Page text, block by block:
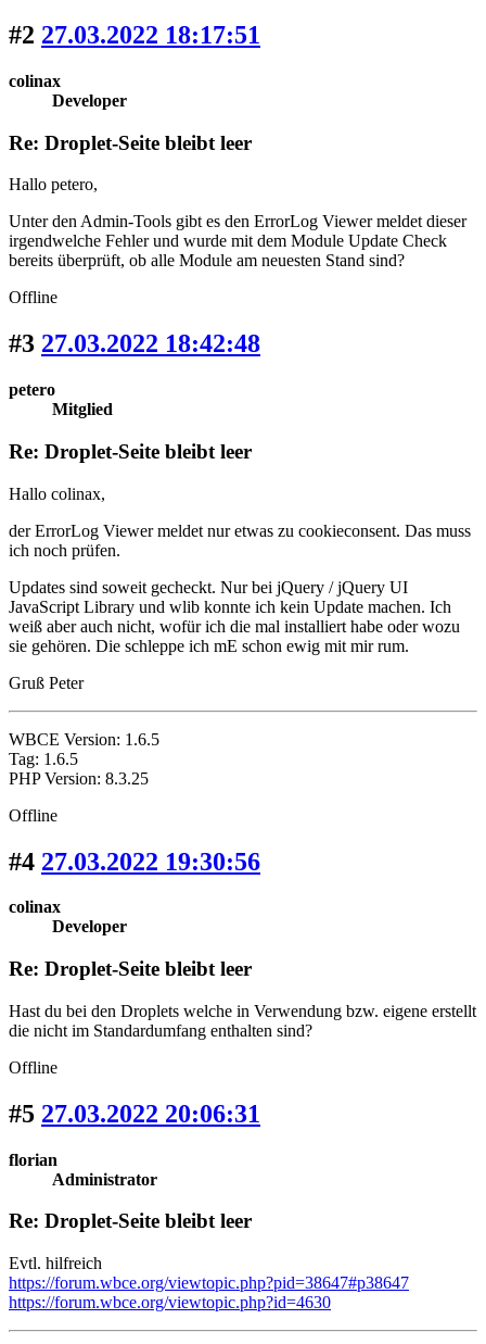
#2 27.03.2022 18:17:51
colinax
Developer
Re: Droplet-Seite bleibt leer
Hallo petero,
Unter den Admin-Tools gibt es den ErrorLog Viewer meldet dieser
irgendwelche Fehler und wurde mit dem Module Update Check
bereits überprüft, ob alle Module am neuesten Stand sind?
Offline
#3 27.03.2022 18:42:48
petero
Mitglied
Re: Droplet-Seite bleibt leer
Hallo colinax,
der ErrorLog Viewer meldet nur etwas zu cookieconsent. Das muss
ich noch prüfen.
Updates sind soweit gecheckt. Nur bei jQuery / jQuery UI
JavaScript Library und wlib konnte ich kein Update machen. Ich
weiß aber auch nicht, wofür ich die mal installiert habe oder wozu
sie gehören. Die schleppe ich mE schon ewig mit mir rum.
Gruß Peter
WBCE Version: 1.6.5
Tag: 1.6.5
PHP Version: 8.3.25
Offline
#4 27.03.2022 19:30:56
colinax
Developer
Re: Droplet-Seite bleibt leer
Hast du bei den Droplets welche in Verwendung bzw. eigene erstellt
die nicht im Standardumfang enthalten sind?
Offline
#5 27.03.2022 20:06:31
florian
Administrator
Re: Droplet-Seite bleibt leer
Evtl. hilfreich
https://forum.wbce.org/viewtopic.php?pid=38647#p38647
https://forum.wbce.org/viewtopic.php?id=4630